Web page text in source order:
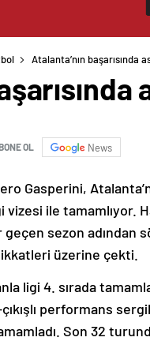
Atalanta’nın başarısında
OL News
Gasperini,
ile tamamlıyor.
sezon adından
üzerine çekti.
ligi 4. sırada
performans
Son 32